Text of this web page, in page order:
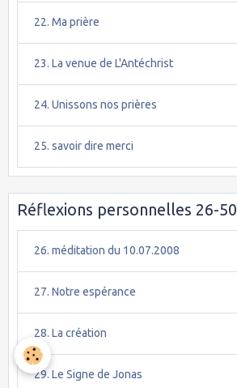
22. Ma prière
23. La venue de L'Antéchrist
24. Unissons nos prières
25. savoir dire merci
Réflexions personnelles 26-50
26. méditation du 10.07.2008
27. Notre espérance
28. La création
29. Le Signe de Jonas